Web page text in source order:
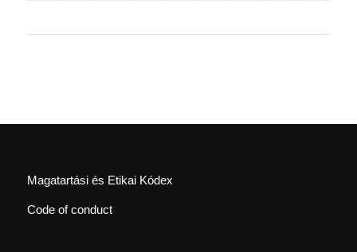
Magatartási és Etikai Kódex
Code of conduct